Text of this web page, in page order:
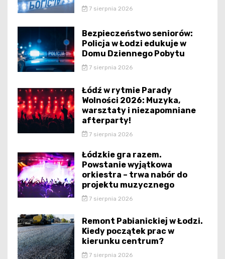
7 sierpnia 2026
Bezpieczeństwo seniorów:
Policja w Łodzi edukuje w
Domu Dziennego Pobytu
7 sierpnia 2026
Łódź w rytmie Parady
Wolności 2026: Muzyka,
warsztaty i niezapomniane
afterparty!
7 sierpnia 2026
Łódzkie gra razem.
Powstanie wyjątkowa
orkiestra – trwa nabór do
projektu muzycznego
7 sierpnia 2026
Remont Pabianickiej w Łodzi.
Kiedy początek prac w
kierunku centrum?
7 sierpnia 2026